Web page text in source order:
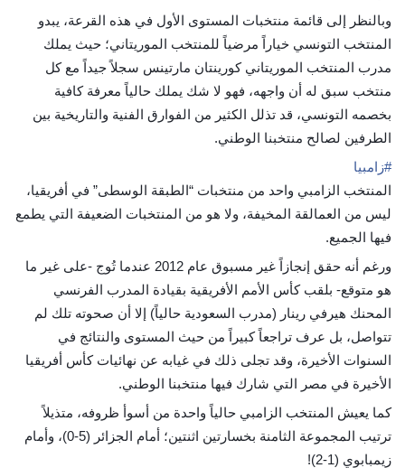
وبالنظر إلى قائمة منتخبات المستوى الأول في هذه القرعة، يبدو
المنتخب التونسي خياراً مرضياً للمنتخب الموريتاني؛ حيث يملك
مدرب المنتخب الموريتاني كورينتان مارتينس سجلاً جيداً مع كل
منتخب سبق له أن واجهه، فهو لا شك يملك حالياً معرفة كافية
بخصمه التونسي، قد تذلل الكثير من الفوارق الفنية والتاريخية بين
الطرفين لصالح منتخبنا الوطني.
#زامبيا
المنتخب الزامبي واحد من منتخبات “الطبقة الوسطى” في أفريقيا،
ليس من العمالقة المخيفة، ولا هو من المنتخبات الضعيفة التي يطمع
فيها الجميع.
ورغم أنه حقق إنجازاً غير مسبوق عام 2012 عندما تُوج -على غير ما
هو متوقع- بلقب كأس الأمم الأفريقية بقيادة المدرب الفرنسي
المحنك هيرفي رينار (مدرب السعودية حالياً) إلا أن صحوته تلك لم
تتواصل، بل عرف تراجعاً كبيراً من حيث المستوى والنتائج في
السنوات الأخيرة، وقد تجلى ذلك في غيابه عن نهائيات كأس أفريقيا
الأخيرة في مصر التي شارك فيها منتخبنا الوطني.
كما يعيش المنتخب الزامبي حالياً واحدة من أسوأ ظروفه، متذيلاً
ترتيب المجموعة الثامنة بخسارتين اثنتين؛ أمام الجزائر (5-0)، وأمام
زيمبابوي (1-2)!